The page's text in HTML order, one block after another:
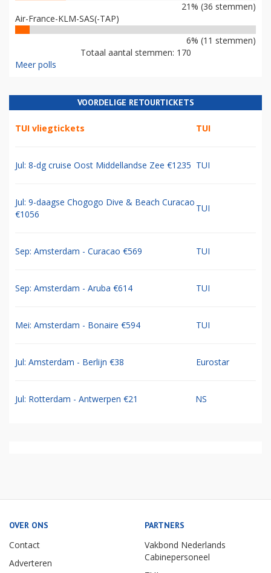
21% (36 stemmen)
Air-France-KLM-SAS(-TAP)
6% (11 stemmen)
Totaal aantal stemmen: 170
Meer polls
VOORDELIGE RETOURTICKETS
TUI vliegtickets TUI
Jul: 8-dg cruise Oost Middellandse Zee €1235 TUI
Jul: 9-daagse Chogogo Dive & Beach Curacao
€1056
TUI
Sep: Amsterdam - Curacao €569 TUI
Sep: Amsterdam - Aruba €614 TUI
Mei: Amsterdam - Bonaire €594 TUI
Jul: Amsterdam - Berlijn €38 Eurostar
Jul: Rotterdam - Antwerpen €21 NS
OVER ONS
Contact
Adverteren
PARTNERS
Vakbond Nederlands
Cabinepersoneel